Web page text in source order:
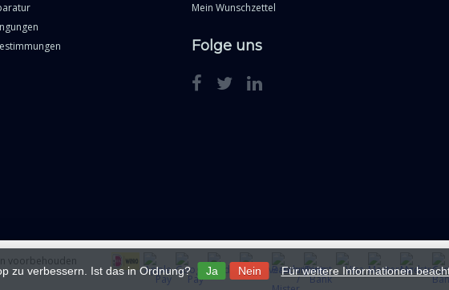
Mein Wunschzettel
Folge uns
zu verbessern. Ist das in Ordnung? Ja Nein Für weitere Informationen
voorbehouden